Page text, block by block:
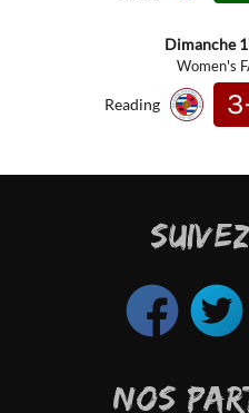
Dimanche
Women's
Reading
NOS